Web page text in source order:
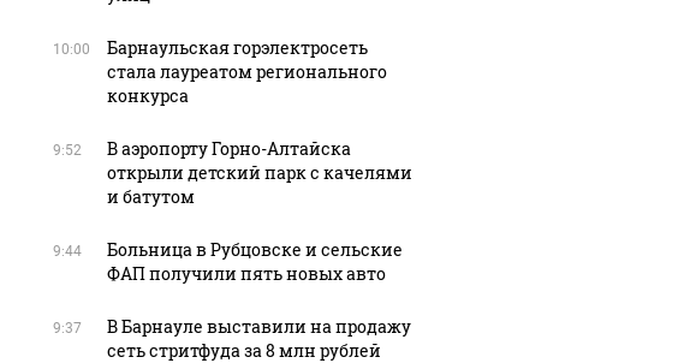
10:00
Барнаульская горэлектросеть
стала лауреатом регионального
конкурса
9:52
В аэропорту Горно-Алтайска
открыли детский парк с качелями
и батутом
9:44
Больница в Рубцовске и сельские
ФАП получили пять новых авто
9:37
В Барнауле выставили на продажу
сеть стритфуда за 8 млн рублей